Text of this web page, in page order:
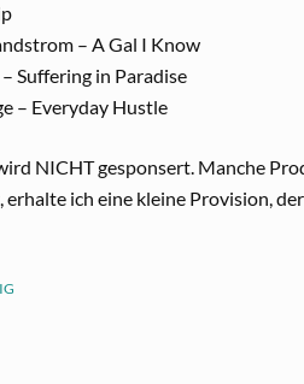
– A Gal I Know
– Suffering in Paradise
– Everyday Hustle
NICHT gesponsert. Manche
erhalte ich eine kleine Provision,